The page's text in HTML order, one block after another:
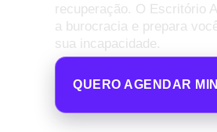
recuperação. O Escritório
a burocracia e prepara
sua incapacidade.
QUERO AGENDAR